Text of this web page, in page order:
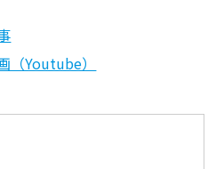
（Youtube）